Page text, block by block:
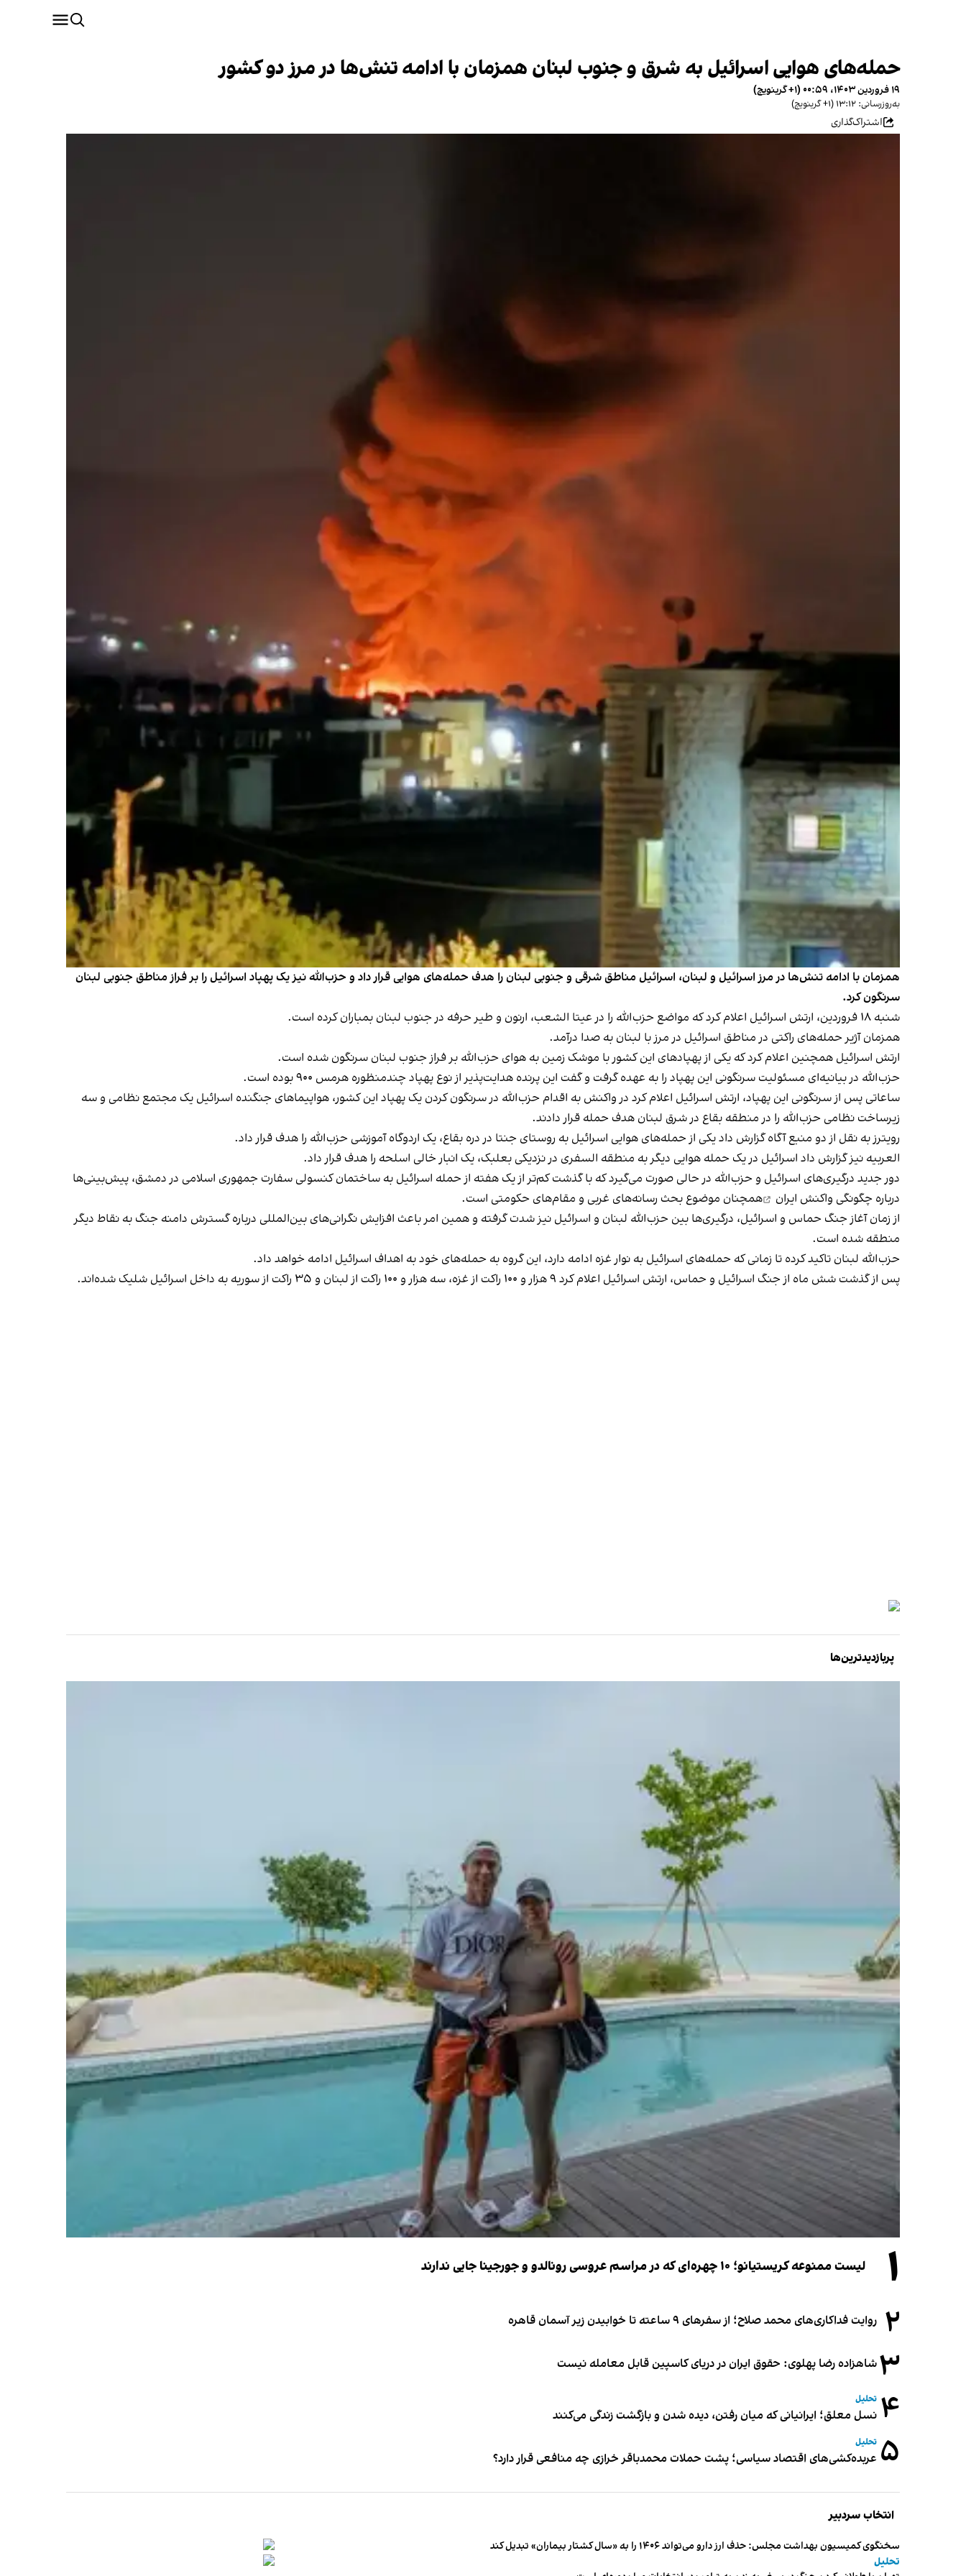
حمله‌های هوایی اسرائیل به شرق و جنوب لبنان همزمان با ادامه تنش‌ها در مرز دو کشور
۱۹ فروردین ۱۴۰۳، ۰۰:۵۹ (‎+۱ گرینویچ)
به‌روزرسانی: ۱۳:۱۲ (‎+۱ گرینویچ)
اشتراک‌گذاری
همز‌مان با ادامه تنش‌ها در مرز اسرائیل و لبنان، اسرائیل مناطق شرقی و جنوبی لبنان را هدف حمله‌های هوایی قرار داد و حزب‌الله نیز یک پهپاد اسرائیل را بر فراز مناطق جنوبی لبنان
سرنگون کرد.
شنبه ۱۸ فروردین، ارتش اسرائیل اعلام کرد که مواضع حزب‌الله را در عیتا الشعب، ارنون و طیر حرفه در جنوب لبنان بمباران کرده است.
همزمان آژیر حمله‌های راکتی در مناطق اسرائیل در مرز با لبنان به صدا درآمد.
ارتش اسرائیل همچنین اعلام کرد که یکی از پهپادهای این کشور با موشک زمین به هوای حزب‌الله بر فراز جنوب لبنان سرنگون شده است.
حزب‌الله در بیانیه‌ای مسئولیت سرنگونی این پهپاد را به عهده گرفت و گفت این پرنده هدایت‌پذیر از نوع پهپاد چندمنظوره هرمس ۹۰۰ بوده است.
ساعاتی پس از سرنگونی این پهپاد، ارتش اسرائیل اعلام کرد در واکنش به اقدام حزب‌الله در سرنگون کردن یک پهپاد این کشور، هواپیماهای جنگنده اسرائیل یک مجتمع نظامی و سه
زیرساخت نظامی حزب‌الله را در منطقه بقاع در شرق لبنان هدف حمله قرار دادند.
رویترز به نقل از دو منبع آگاه گزارش داد یکی از حمله‌های هوایی اسرائیل به روستای جنتا در دره بقاع، یک اردوگاه آموزشی حزب‌الله را هدف قرار داد.
العربیه نیز گزارش داد اسرائیل در یک حمله هوایی دیگر به منطقه السفری در نزدیکی بعلبک، یک انبار خالی اسلحه را هدف قرار داد.
دور جدید درگیری‌های اسرائیل و حزب‌الله در حالی صورت می‌گیرد که با گذشت کم‌تر از یک هفته از حمله اسرائیل به ساختمان کنسولی سفارت جمهوری اسلامی در دمشق، پیش‌بینی‌ها
درباره چگونگی واکنش ایران
همچنان موضوع بحث رسانه‌های غربی و مقام‌های حکومتی است.
از زمان آغاز جنگ حماس و اسرائیل، درگیری‌ها بین حزب‌الله لبنان و اسرائیل نیز شدت گرفته و همین امر باعث افزایش نگرانی‌های بین‌المللی درباره گسترش دامنه جنگ به نقاط دیگر
منطقه شده است.
حزب‌الله لبنان تاکید کرده تا زمانی که حمله‌های اسرائیل به نوار غزه ادامه دارد، این گروه به حمله‌های خود به اهداف اسرائیل ادامه خواهد داد.
پس از گذشت شش ماه از جنگ اسرائیل و حماس، ارتش اسرائیل اعلام کرد
پربازدیدترین‌ها
۱ لیست ممنوعه کریستیانو؛ ۱۰ چهره‌ای که در مراسم عروسی رونالدو و جورجینا جایی ندارند
۲ روایت فداکاری‌های محمد صلاح؛ از سفرهای ۹ ساعته تا خوابیدن زیر آسمان قاهره
۳شاهزاده رضا پهلوی: حقوق ایران در دریای کاسپین قابل معامله نیست
۴ تحلیل
نسل معلق؛ ایرانیانی که میان رفتن، دیده شدن و بازگشت زندگی می‌کنند
۵ تحلیل
عربده‌کشی‌های اقتصاد سیاسی؛ پشت حملات محمدباقر خرازی چه منافعی قرار دارد؟
انتخاب سردبیر
سخنگوی کمیسیون بهداشت مجلس: حذف ارز دارو می‌تواند ۱۴۰۶ را به «سال کشتار بیماران» تبدیل کند
تحلیل